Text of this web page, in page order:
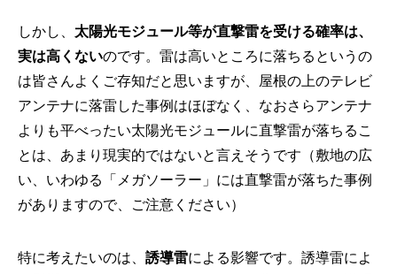
しかし、 太陽光モジュール等が直撃雷を受ける確率は、
実は高くないのです。雷は高いところに落ちるというの
は皆さんよくご存知だと思いますが、屋根の上のテレビ
アンテナに落雷した事例はほぼなく、なおさらアンテナ
よりも平べったい太陽光モジュールに直撃雷が落ちるこ
とは、あまり現実的ではないと言えそうです（敷地の広
い、いわゆる「メガソーラー」には直撃雷が落ちた事例
がありますので、ご注意ください）
特に考えたいのは、 誘導雷による影響です。誘導雷によ